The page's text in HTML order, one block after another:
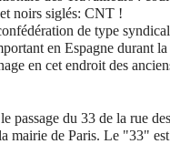
noirs siglés: CNT !
de type
en Espagne durant
en cet endroit des
passage du 33 de la rue
mairie de Paris. Le "33"